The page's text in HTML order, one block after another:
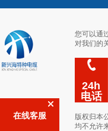
在线客服
您可以通
对我们的
24h
电话
版权归本
均不允许